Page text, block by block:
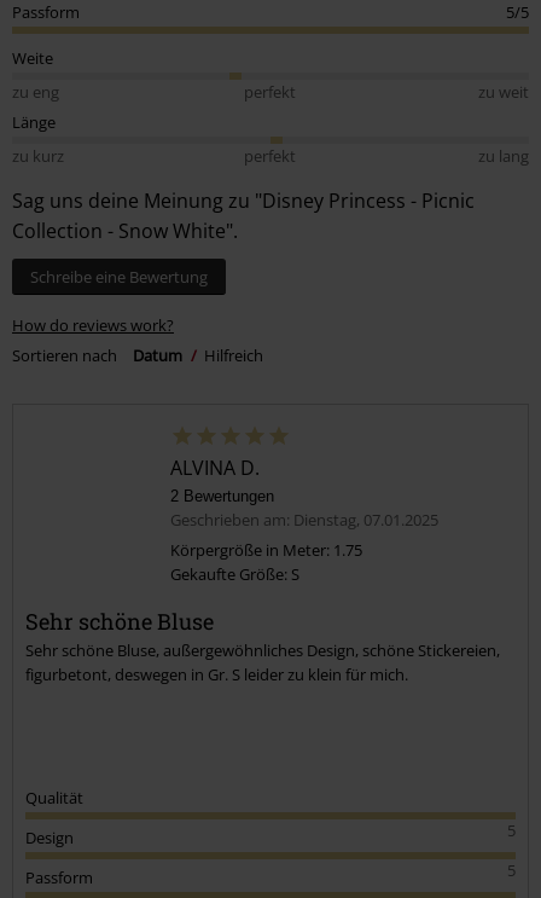
Passform 5/5
Weite
zu eng
perfekt
zu weit
Länge
zu kurz
perfekt zu lang
Sag uns deine Meinung zu "Disney Princess - Picnic
Collection - Snow White".
Schreibe eine Bewertung
How do reviews work?
Sortieren nach
Datum Hilfreich
ALVINA D.
2 Bewertungen
Geschrieben am: Dienstag, 07.01.2025
Körpergröße in Meter: 1.75
Gekaufte Größe: S
Sehr schöne Bluse
Sehr schöne Bluse, außergewöhnliches Design, schöne Stickereien,
figurbetont, deswegen in Gr. S leider zu klein für mich.
Qualität
5
Design
5
Passform